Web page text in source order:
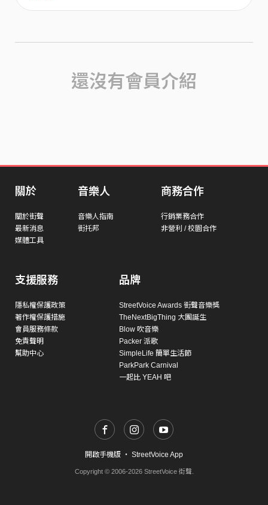
還沒有會員介紹
關於
關於街聲
最新消息
媒體工具
音樂人
音樂人指南
街托邦
商務合作
行銷業務合作
非營利 / 校園合作
支援服務
隱私權保護政策
著作權保護措施
會員服務條款
免責聲明
幫助中心
品牌
StreetVoice Awards 街聲音樂獎
TheNextBigThing 大團誕生
Blow 吹音樂
Packer 派歌
SimpleLife 簡單生活節
ParkPark Carnival
一起比 YEAH 吧
開啟手機版 ・ StreetVoice App
Copyright © 2006-2026 StreetVoice 街聲.